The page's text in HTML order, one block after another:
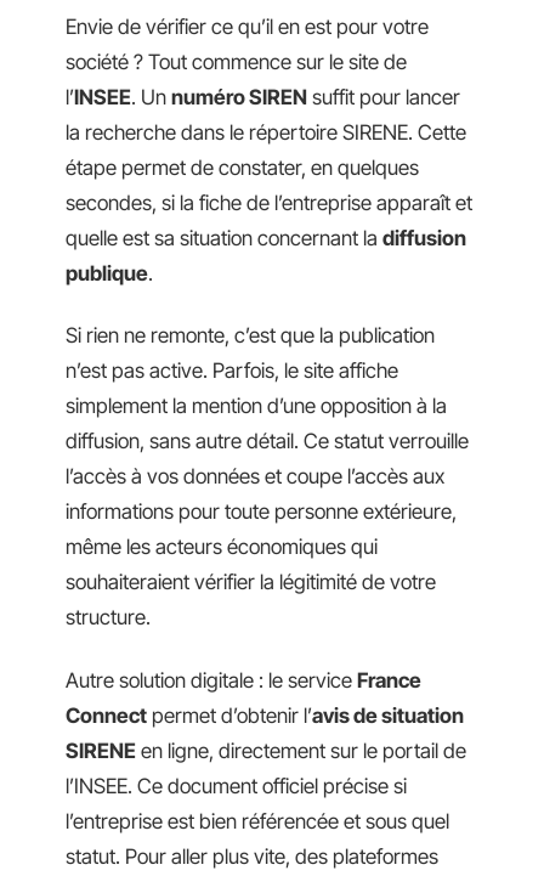
Envie de vérifier ce qu’il en est pour votre
société ? Tout commence sur le site de
l’INSEE. Un numéro SIREN suffit pour lancer
la recherche dans le répertoire SIRENE. Cette
étape permet de constater, en quelques
secondes, si la fiche de l’entreprise apparaît et
quelle est sa situation concernant la diffusion
publique.
Si rien ne remonte, c’est que la publication
n’est pas active. Parfois, le site affiche
simplement la mention d’une opposition à la
diffusion, sans autre détail. Ce statut verrouille
l’accès à vos données et coupe l’accès aux
informations pour toute personne extérieure,
même les acteurs économiques qui
souhaiteraient vérifier la légitimité de votre
structure.
Autre solution digitale : le service France
Connect permet d’obtenir l’avis de situation
SIRENE en ligne, directement sur le portail de
l’INSEE. Ce document officiel précise si
l’entreprise est bien référencée et sous quel
statut. Pour aller plus vite, des plateformes